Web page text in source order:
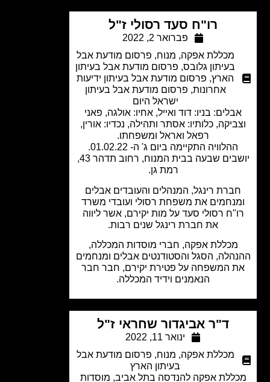
רו"ח סעד רסולי ז"ל
פברואר 2, 2022
מכללת אפקה,מנוח,פרסום מודעת אבל
בעיתון גלובס, פרסום מודעת אבל בעיתון
הארץ,
פרסום מודעת אבל בעיתון ידיעות
אחרונות,פרסום מודעת אבל בעיתון
ישראל היום
בניו: דוד ואייל, אחיו: אולגה, פאני
כלותיו: אסתר ותהילה, נכדיו: אורין,
רפאל ואראל ומשפחתו.
ההלוויה התקיימה ביום ג' ה- 01.02.22.
יושבים שבעה בבית המנוח, רחוב תדהר 43,
רינגל, המנהלים והעובדים אבלים
את משפחת רסולי ועובדי משרד
רסולי סעד על מות יקירם, אשר ליווה
את חברת רינגל שנים רבות.
מכללת אפקה, חברי מוסדות המכללה,
הסגל והסטודנטים אבלים ומנחמים
המשפחה על פטירת יקירם, חבר חבר
הנאמנים וידיד המכללה.
ד"ר אביגדור שחראי ז"ל
ינואר 11, 2022
מכללת אפקה,מנוח,פרסום מודעת אבל
בעיתון הארץ
אפקה להנדסה בתל אביב, מוסדות